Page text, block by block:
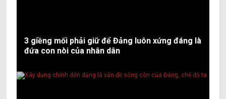
3 giềng mối phải giữ để Đảng luôn xứng đáng là
đứa con nòi của nhân dân